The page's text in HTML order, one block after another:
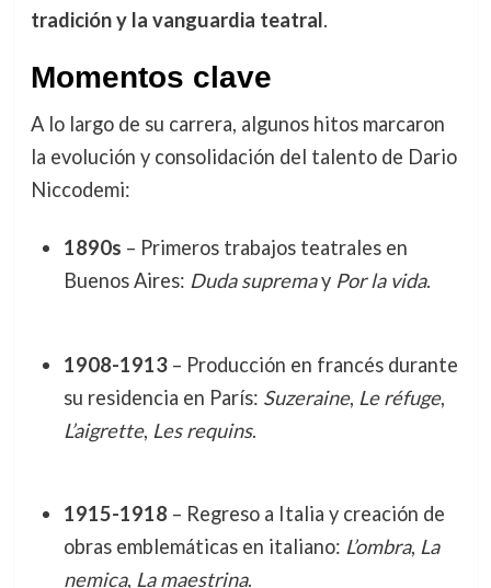
tradición y la vanguardia teatral.
Momentos clave
A lo largo de su carrera, algunos hitos marcaron
la evolución y consolidación del talento de Dario
Niccodemi:
1890s – Primeros trabajos teatrales en
Buenos Aires: Duda supremay Por la vida.
1908-1913– Producción en francés durante
su residencia en París: Suzeraine, Le réfuge,
L’aigrette, Les requins.
1915-1918 – Regreso a Italia y creación de
obras emblemáticas en italiano: L’ombra, La
nemica, La maestrina.